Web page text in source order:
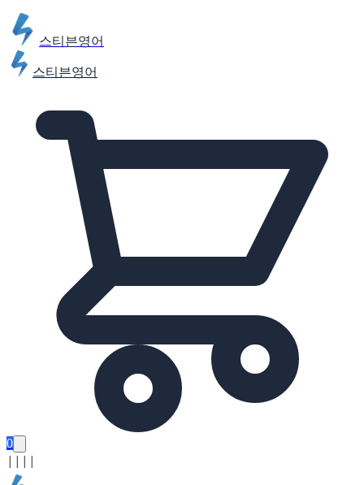
스티븐영어
스티븐영어
0